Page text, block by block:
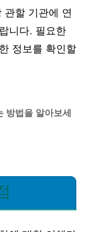
관할 기관에 연
니다. 필요한
정보를 확인할
방법을 알아보세